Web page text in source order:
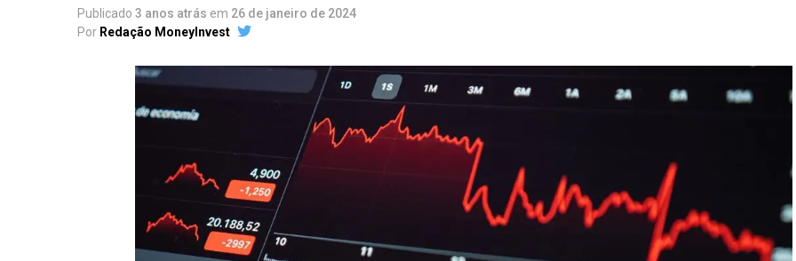
Publicado 3 anos atrás em 26 de janeiro de 2024
Por Redação MoneyInvest